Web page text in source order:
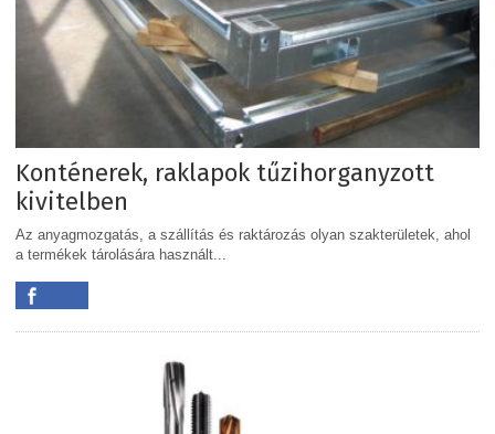
Konténerek, raklapok tűzihorganyzott
kivitelben
Az anyagmozgatás, a szállítás és raktározás olyan szakterületek, ahol
a termékek tárolására használt...